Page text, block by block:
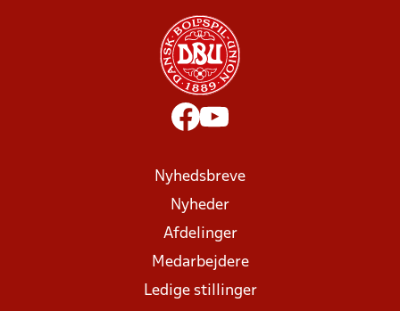
Nyhedsbreve
Nyheder
Afdelinger
Medarbejdere
Ledige stillinger